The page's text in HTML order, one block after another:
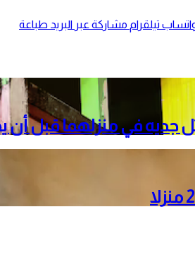
تيلقرام مشاركة عبر البريد طباعة
جديه في منزلهما قبل أن